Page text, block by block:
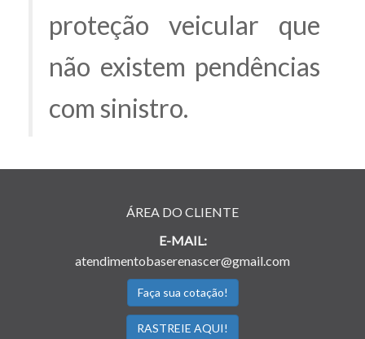
proteção veicular que
não existem pendências
com sinistro.
ÁREA DO CLIENTE
E-MAIL:
atendimentobaserenascer@gmail.com
Faça sua cotação!
RASTREIE AQUI!